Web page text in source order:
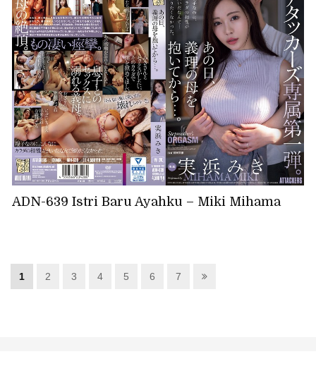
ADN-639 Istri Baru Ayahku – Miki Mihama
1 2 3 4 5 6 7